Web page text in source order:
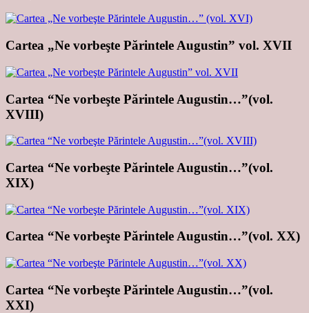
Cartea „Ne vorbeşte Părintele Augustin” vol. XVII
Cartea “Ne vorbeşte Părintele Augustin…”(vol.
XVIII)
Cartea “Ne vorbeşte Părintele Augustin…”(vol.
XIX)
Cartea “Ne vorbeşte Părintele Augustin…”(vol. XX)
Cartea “Ne vorbeşte Părintele Augustin…”(vol.
XXI)